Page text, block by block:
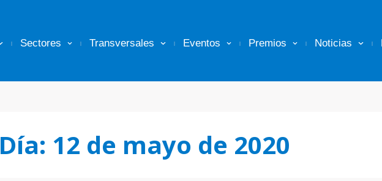
Sectores Transversales Eventos Premios Noticias
Día: 12 de mayo de 2020